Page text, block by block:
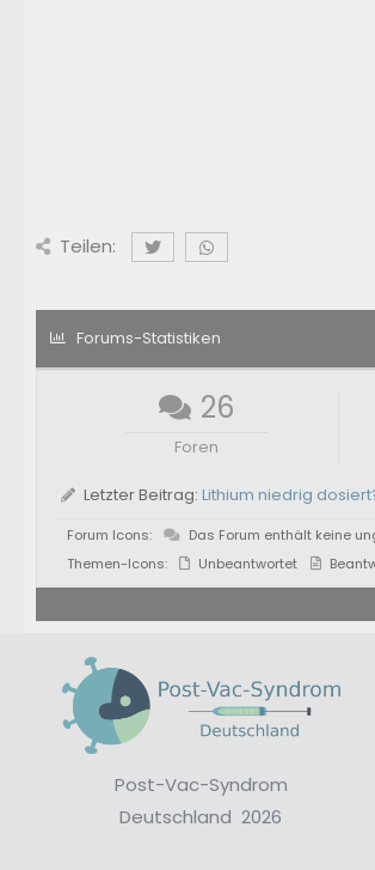
Teilen:
Forums-Statistiken
26
Foren
Letzter Beitrag: Lithium niedrig
Forum Icons: Das Forum enthält keine
Themen-Icons:
Unbeantwortet
Post-Vac-Syndrom
Deutschland 2026